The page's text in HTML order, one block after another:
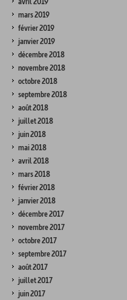
mars 2019
février 2019
janvier 2019
décembre 2018
novembre 2018
octobre 2018
septembre 2018
août 2018
juillet 2018
juin 2018
mai 2018
avril 2018
mars 2018
février 2018
janvier 2018
décembre 2017
novembre 2017
octobre 2017
septembre 2017
août 2017
juillet 2017
juin 2017